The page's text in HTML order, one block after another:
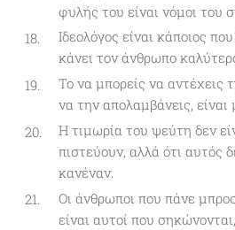
φυλής του είναι νόμοι του
Ιδεολόγος είναι κάποιος
κάνει τον άνθρωπο
Το να μπορείς να αντέχεις
να την απολαμβάνεις, είναι
Η τιμωρία του ψεύτη δεν
πιστεύουν, αλλά ότι αυτός
κανέναν.
Οι άνθρωποι που πάνε
είναι αυτοί που